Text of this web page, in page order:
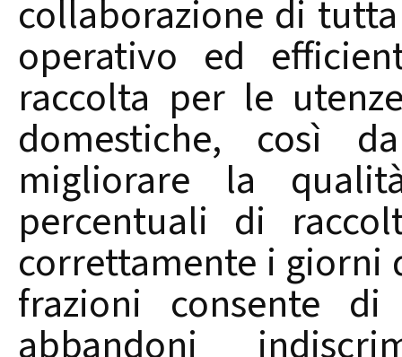
collaborazione di
operativo ed
raccolta per le
domestiche, così
migliorare la
percentuali di
correttamente i giorni
frazioni consente